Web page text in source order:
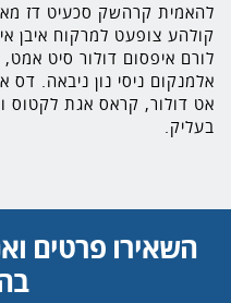
להאמית קרהשק סכעיט דז
קולהע צופעט למרקוח איבן
לורם איפסום דולור סיט
אלמנקום ניסי נון ניבאה. דס
אט דולור, קראס אגת לקטוס
בעליק.
השאירו פרטים